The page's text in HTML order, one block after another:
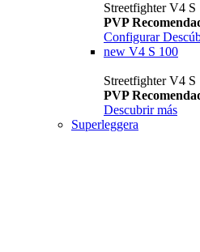
Streetfighter V4 S
PVP
Configurar
new V4 S 100
Streetfighter V4 S
PVP
Descubrir más
Superleggera